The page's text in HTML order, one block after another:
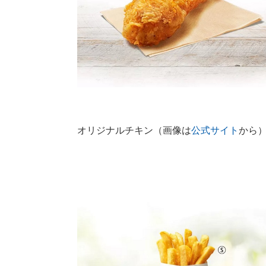
オリジナルチキン（画像は公式サイト から